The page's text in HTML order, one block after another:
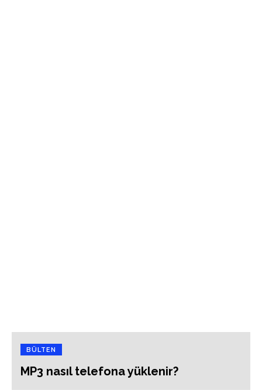
BÜLTEN
MP3 nasıl telefona yüklenir?